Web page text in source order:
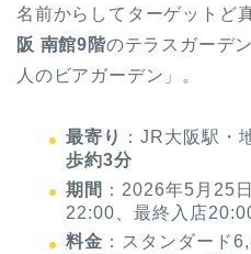
名前からしてターゲットど
阪 南館9階のテラスガーデ
人のビアガーデン」。
最寄り ：JR大阪駅・
歩約3分
期間 ：2026年5月25
22:00、最終入店
料金 ：スタンダード